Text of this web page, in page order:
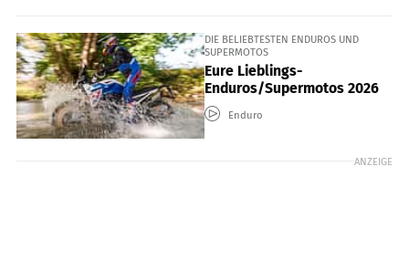
DIE BELIEBTESTEN ENDUROS UND
SUPERMOTOS
Eure Lieblings-
Enduros/Supermotos 2026
Enduro
ANZEIGE